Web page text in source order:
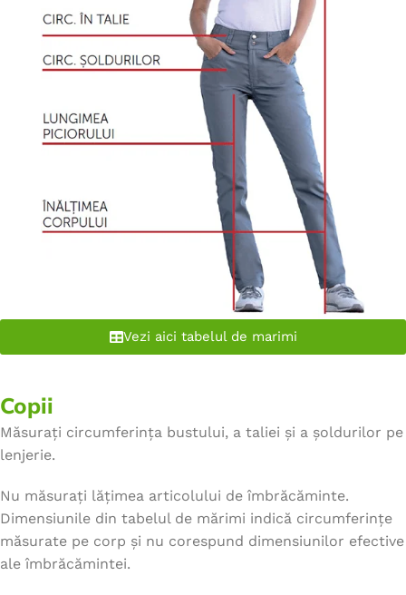
Vezi aici tabelul de marimi
Copii
Măsurați circumferința bustului, a taliei și a șoldurilor pe
lenjerie.
Nu măsurați lățimea articolului de îmbrăcăminte.
Dimensiunile din tabelul de mărimi indică circumferințe
măsurate pe corp și nu corespund dimensiunilor efective
ale îmbrăcămintei.